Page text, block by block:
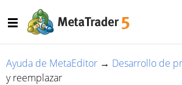
Ayuda de MetaEditor → Desarrollo de
y reemplazar